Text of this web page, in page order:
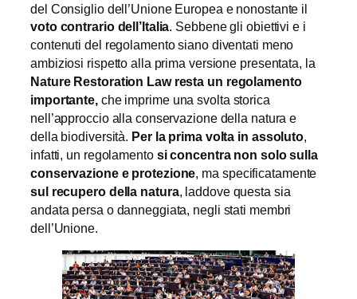
del Consiglio dell’Unione Europea e nonostante il
voto contrario dell’Italia Sebbene gli obiettivi e i
contenuti del regolamento siano diventati meno
ambiziosi rispetto alla prima versione presentata, la
Nature Restoration Law resta un regolamento
importante, che imprime una svolta storica
nell’approccio alla conservazione della natura e
della biodiversità. Per la prima volta in assoluto,
infatti, un regolamento si concentra non solo sulla
conservazione e protezione, ma specificatamente
sul recupero della natura, laddove questa sia
andata persa o danneggiata, negli stati membri
dell’Unione.